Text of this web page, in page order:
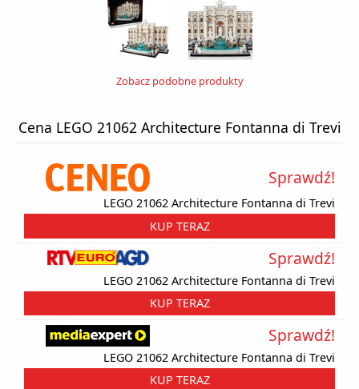
Zobacz podobne produkty
Cena LEGO 21062 Architecture Fontanna di Trevi
LEGO 21062 Architecture Fontanna di Trevi
Sprawdź!
KUP TERAZ
LEGO 21062 Architecture Fontanna di Trevi
Sprawdź!
KUP TERAZ
LEGO 21062 Architecture Fontanna di Trevi
Sprawdź!
KUP TERAZ